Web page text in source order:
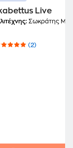
Live
Σωκράτης
(2)